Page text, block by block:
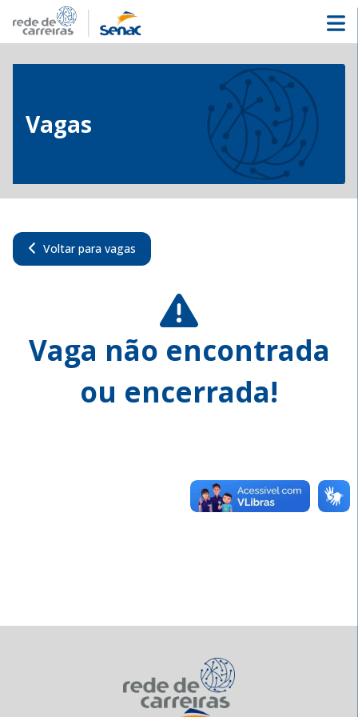
Vagas
Voltar para vagas
Vaga não encontrada
ou encerrada!